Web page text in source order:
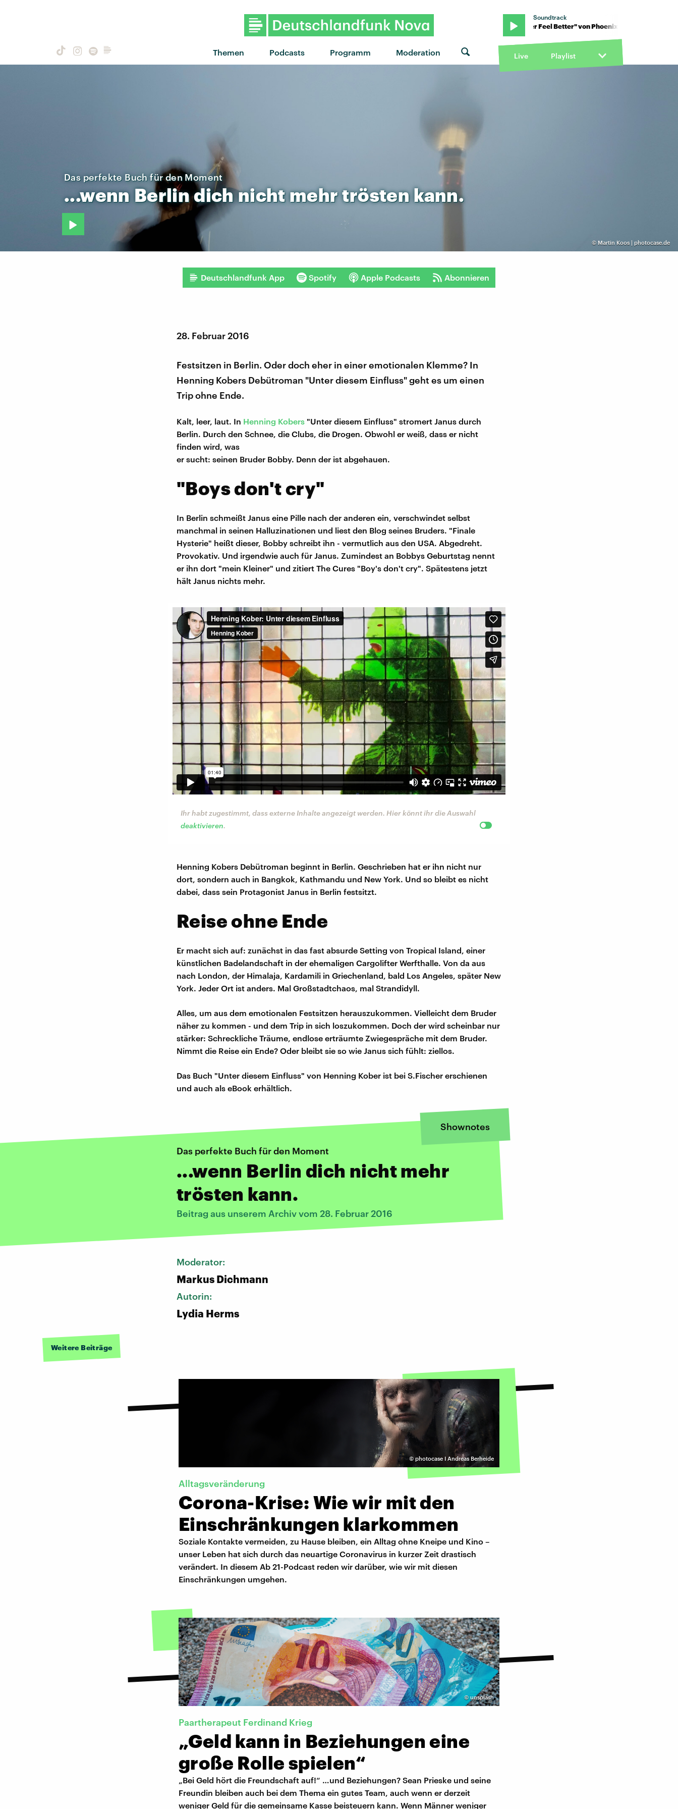
Themen Podcasts Programm Moderation
Soundtrack
"If I Ever Feel Better" von Phoenix · "If I Ever Feel Better" von Phoenix · "If I Ever Feel Better" von
Live Playlist
© Martin Koos | photocase.de
Das perfekte Buch für den Moment
...wennBerlindichnichtmehrtröstenkann.
Deutschlandfunk App Spotify Apple Podcasts Abonnieren
28. Februar 2016
Festsitzen in Berlin. Oder doch eher in einer emotionalen Klemme? In
Henning Kobers Debütroman "Unter diesem Einfluss" geht es um einen
Trip ohne Ende.
Kalt, leer, laut. In Henning Kobers "Unter diesem Einfluss" stromert Janus durch
Berlin. Durch den Schnee, die Clubs, die Drogen. Obwohl er weiß, dass er nicht
finden wird, was
er sucht: seinen Bruder Bobby. Denn der ist abgehauen.
"Boys don't cry"
In Berlin schmeißt Janus eine Pille nach der anderen ein, verschwindet selbst
manchmal in seinen Halluzinationen und liest den Blog seines Bruders. "Finale
Hysterie" heißt dieser, Bobby schreibt ihn - vermutlich aus den USA. Abgedreht.
Provokativ. Und irgendwie auch für Janus. Zumindest an Bobbys Geburtstag nennt
er ihn dort "mein Kleiner" und zitiert The Cures "Boy's don't cry". Spätestens jetzt
hält Janus nichts mehr.
Ihr habt zugestimmt, dass externe Inhalte angezeigt werden. Hier könnt ihr die Auswahl
deaktivieren.
Henning Kobers Debütroman beginnt in Berlin. Geschrieben hat er ihn nicht nur
dort, sondern auch in Bangkok, Kathmandu und New York. Und so bleibt es nicht
dabei, dass sein Protagonist Janus in Berlin festsitzt.
Reise ohne Ende
Er macht sich auf: zunächst in das fast absurde Setting von Tropical Island, einer
künstlichen Badelandschaft in der ehemaligen Cargolifter Werfthalle. Von da aus
nach London, der Himalaja, Kardamili in Griechenland, bald Los Angeles, später New
York. Jeder Ort ist anders. Mal Großstadtchaos, mal Strandidyll.
Alles, um aus dem emotionalen Festsitzen herauszukommen. Vielleicht dem Bruder
näher zu kommen - und dem Trip in sich loszukommen. Doch der wird scheinbar nur
stärker: Schreckliche Träume, endlose erträumte Zwiegespräche mit dem Bruder.
Nimmt die Reise ein Ende? Oder bleibt sie so wie Janus sich fühlt: ziellos.
Das Buch "Unter diesem Einfluss" von Henning Kober ist bei S.Fischer erschienen
und auch als eBook erhältlich.
Shownotes
Das perfekte Buch für den Moment
...wenn Berlin dich nicht mehr
trösten kann.
Beitrag aus unserem Archiv vom 28. Februar 2016
Moderator:
Markus Dichmann
Autorin:
Lydia Herms
Weitere Beiträge
© photocase I Andreas Berheide
Alltagsveränderung
Corona-Krise: Wie wir mit den
Einschränkungen klarkommen
Soziale Kontakte vermeiden, zu Hause bleiben, ein Alltag ohne Kneipe und Kino –
unser Leben hat sich durch das neuartige Coronavirus in kurzer Zeit drastisch
verändert. In diesem Ab 21-Podcast reden wir darüber, wie wir mit diesen
Einschränkungen umgehen.
© unsplash
Paartherapeut Ferdinand Krieg
„Geld kann in Beziehungen eine
große Rolle spielen“
„Bei Geld hört die Freundschaft auf!“ …und Beziehungen? Sean Prieske und seine
Freundin bleiben auch bei dem Thema ein gutes Team, auch wenn er derzeit
weniger Geld für die gemeinsame Kasse beisteuern kann. Wenn Männer weniger